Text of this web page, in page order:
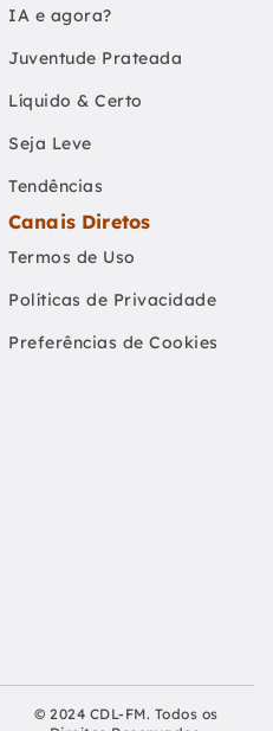
IA e agora?
Juventude Prateada
Líquido & Certo
Seja Leve
Tendências
Canais Diretos
Termos de Uso
Políticas de Privacidade
Preferências de Cookies
© 2024 CDL-FM. Todos os